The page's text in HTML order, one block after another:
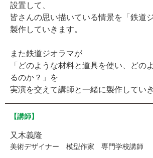
設置して、
皆さんの思い描いている情景を「鉄道
製作していきます。
また鉄道ジオラマが
「どのような材料と道具を使い、どの
るのか？」を
実演を交えて講師と一緒に製作してい
【講師】
又木義隆
美術デザイナー 模型作家 専門学校講師